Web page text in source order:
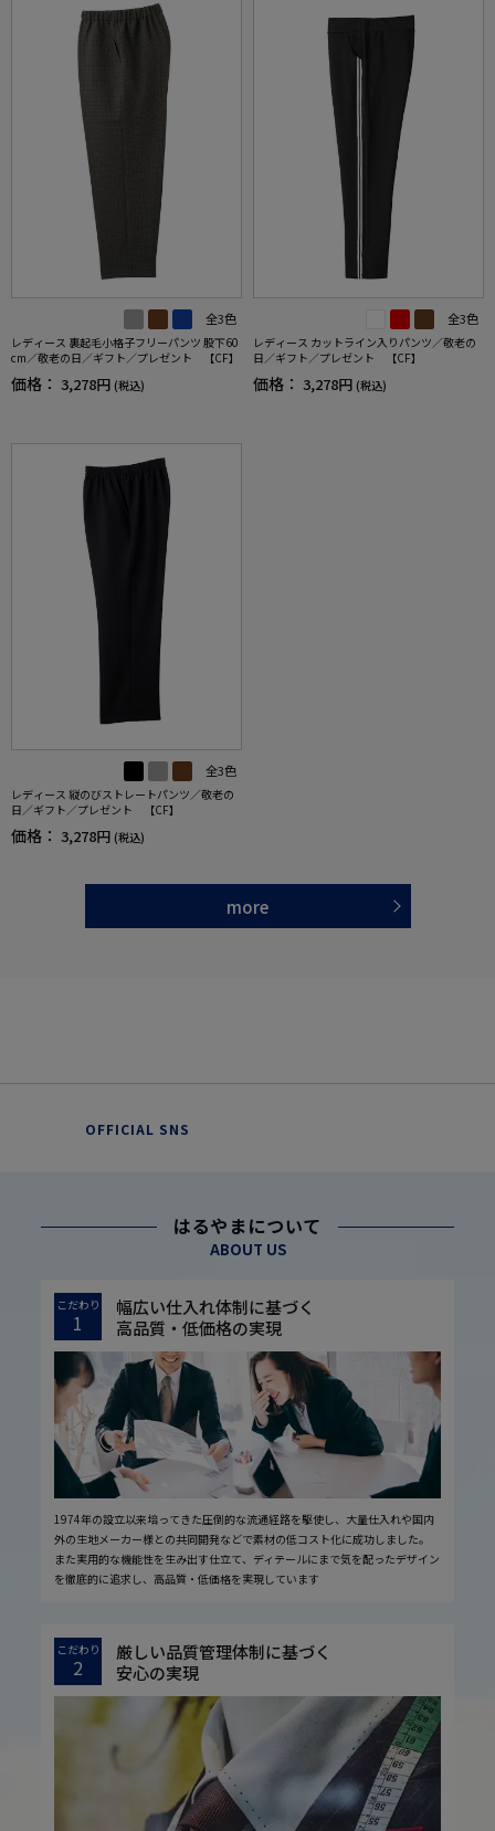
全3色
レディース 裏起毛小格子フリーパンツ 股下60
cm／敬老の日／ギフト／プレゼント 【CF】
価格： 3,278円 (税込)
全3色
レディース カットライン入りパンツ／敬老の
日／ギフト／プレゼント 【CF】
価格： 3,278円 (税込)
全3色
レディース 縦のびストレートパンツ／敬老の
日／ギフト／プレゼント 【CF】
価格： 3,278円 (税込)
more
OFFICIAL SNS
はるやまについて
ABOUT US
こだわり
1
幅広い仕入れ体制に基づく
高品質・低価格の実現
1974年の設立以来培ってきた圧倒的な流通経路を駆使し、大量仕入れや国内
外の生地メーカー様との共同開発などで素材の低コスト化に成功しました。
また実用的な機能性を生み出す仕立て、ディテールにまで気を配ったデザイン
を徹底的に追求し、高品質・低価格を実現しています
こだわり
2
厳しい品質管理体制に基づく
安心の実現